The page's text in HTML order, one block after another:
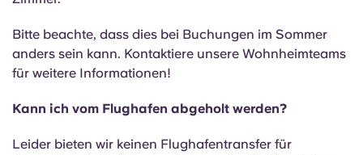
Bitte beachte, dass dies bei Buchungen im Sommer
anders sein kann. Kontaktiere unsere Wohnheimteams
für weitere Informationen!
Kann ich vom Flughafen abgeholt werden?
Leider bieten wir keinen Flughafentransfer für